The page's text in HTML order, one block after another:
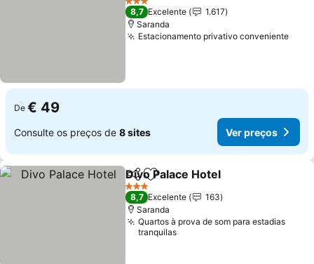
3 Estrelas
8,7 Excelente
1.617
Saranda
Estacionamento privativo convenienteVer
De € 49
Consulte os preços de 8 sites Ver preços
PartilharAdicionar aos favoritos
Divo Palace Hotel
3 Estrelas
8,7 Excelente
163
Saranda
Quartos à prova de som para estadias
tranquilas